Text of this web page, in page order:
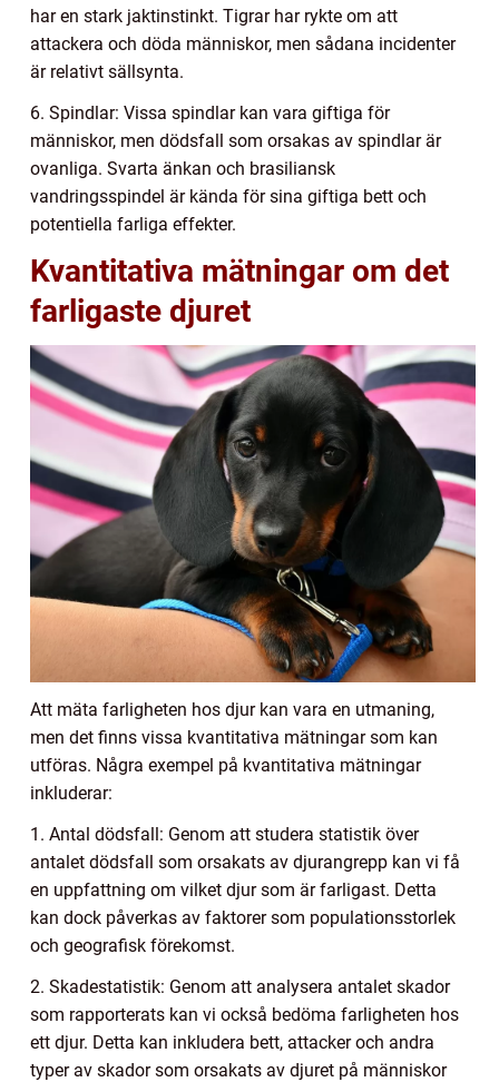
har en stark jaktinstinkt. Tigrar har rykte om att
attackera och döda människor, men sådana incidenter
är relativt sällsynta.
6. Spindlar: Vissa spindlar kan vara giftiga för
människor, men dödsfall som orsakas av spindlar är
ovanliga. Svarta änkan och brasiliansk
vandringsspindel är kända för sina giftiga bett och
potentiella farliga effekter.
Kvantitativa mätningar om det
farligaste djuret
Att mäta farligheten hos djur kan vara en utmaning,
men det finns vissa kvantitativa mätningar som kan
utföras. Några exempel på kvantitativa mätningar
inkluderar:
1. Antal dödsfall: Genom att studera statistik över
antalet dödsfall som orsakats av djurangrepp kan vi få
en uppfattning om vilket djur som är farligast. Detta
kan dock påverkas av faktorer som populationsstorlek
och geografisk förekomst.
2. Skadestatistik: Genom att analysera antalet skador
som rapporterats kan vi också bedöma farligheten hos
ett djur. Detta kan inkludera bett, attacker och andra
typer av skador som orsakats av djuret på människor